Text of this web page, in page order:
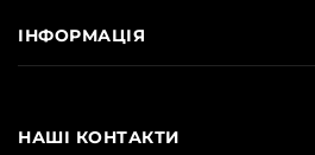
НАШІ КОНТАКТИ
ІНФОРМАЦІЯ